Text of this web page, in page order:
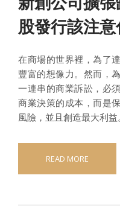
股發行該注意
在商場的世界裡，為了
豐富的想像力。然而，
一連串的商業訴訟，必
商業決策的成本，而是
風險，並且創造最大利益
READ MORE